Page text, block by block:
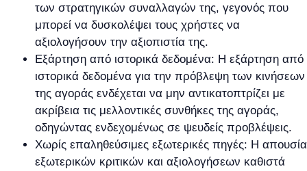
των στρατηγικών συναλλαγών της, γεγονός που
μπορεί να δυσκολέψει τους χρήστες να
αξιολογήσουν την αξιοπιστία της.
Εξάρτηση από ιστορικά δεδομένα: Η εξάρτηση από
ιστορικά δεδομένα για την πρόβλεψη των κινήσεων
της αγοράς ενδέχεται να μην αντικατοπτρίζει με
ακρίβεια τις μελλοντικές συνθήκες της αγοράς,
οδηγώντας ενδεχομένως σε ψευδείς προβλέψεις.
Χωρίς επαληθεύσιμες εξωτερικές πηγές: Η απουσία
εξωτερικών κριτικών και αξιολογήσεων καθιστά